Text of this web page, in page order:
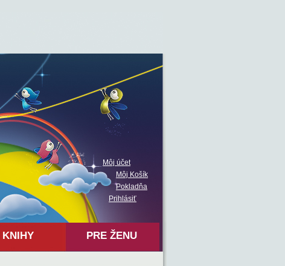
Môj účet
Môj Košík
Pokladňa
Prihlásiť
KNIHY PRE ŽENU